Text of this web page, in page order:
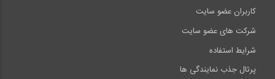
کاربران عضو سایت
شرکت های عضو سایت
شرایط استفاده
پرتال جذب نمایندگی ها